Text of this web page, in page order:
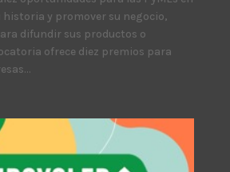
historia y promover su negocio,
difundir sus productos o
ofrece diez premios para